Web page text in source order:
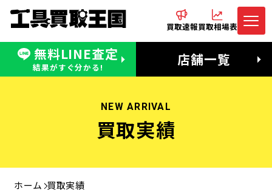
買取速報買取相場表
無料LINE査定
結果がすぐ分かる! 店舗一覧
無料LINE査定
受付：11:00〜19:00 木曜定休日
電話でお問合わせ
営業時間：11:00〜20:00
NEW ARRIVAL
買取実績
ホーム 買取実績